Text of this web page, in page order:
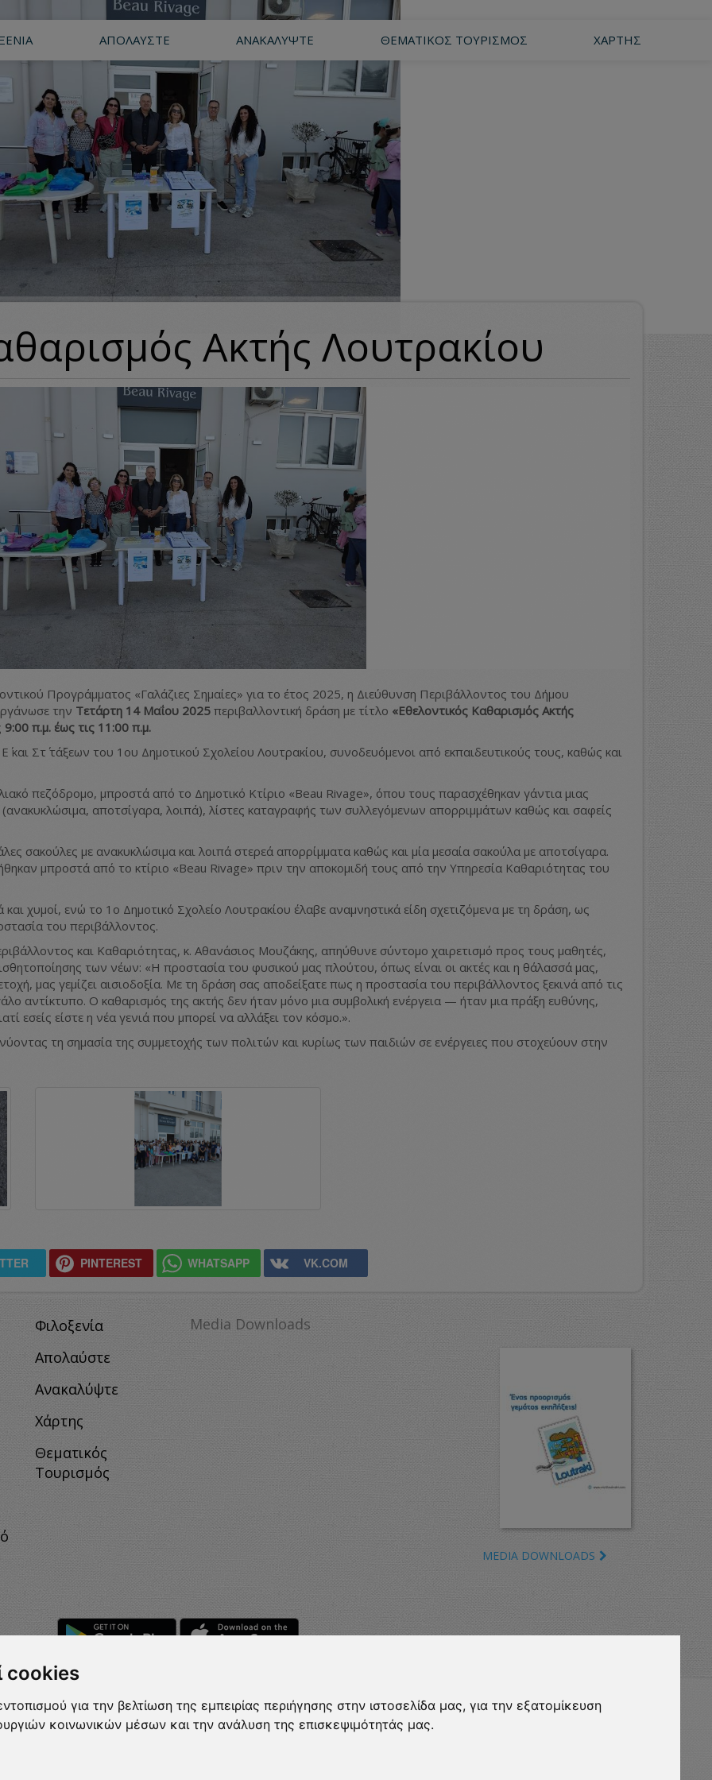
cookies
για την βελτίωση της εμπειρίας περιήγησης στην ιστοσελίδα μας, για την εξατομίκευση
κοινωνικών μέσων και την ανάλυση της επισκεψιμότητάς μας.
ΑΠΟΛΑΎΣΤΕ ΑΝΑΚΑΛΎΨΤΕ ΘΕΜΑΤΙΚΌΣ ΤΟΥΡΙΣΜΌΣ ΧΆΡΤΗΣ
Ακτής Λουτρακίου
Προγράμματος «Γαλάζιες Σημαίες» για το έτος 2025, η Διεύθυνση Περιβάλλοντος του Δήμου
την Τετάρτη 14 Μαΐου 2025 περιβαλλοντική δράση με τίτλο «Εθελοντικός Καθαρισμός Ακτής
9:00 π.μ. έως τις 11:00 π.μ.
και Στ΄ τάξεων του 1ου Δημοτικού Σχολείου Λουτρακίου, συνοδευόμενοι από εκπαιδευτικούς τους, καθώς και
πεζόδρομο, μπροστά από το Δημοτικό Κτίριο «Beau Rivage», όπου τους παρασχέθηκαν γάντια μιας
αποτσίγαρα, λοιπά), λίστες καταγραφής των συλλεγόμενων απορριμμάτων καθώς και σαφείς
σακούλες με ανακυκλώσιμα και λοιπά στερεά απορρίμματα καθώς και μία μεσαία σακούλα με αποτσίγαρα.
μπροστά από το κτίριο «Beau Rivage» πριν την αποκομιδή τους από την Υπηρεσία Καθαριότητας του
χυμοί, ενώ το 1ο Δημοτικό Σχολείο Λουτρακίου έλαβε αναμνηστικά είδη σχετιζόμενα με τη δράση, ως
του περιβάλλοντος.
και Καθαριότητας, κ. Αθανάσιος Μουζάκης, απηύθυνε σύντομο χαιρετισμό προς τους μαθητές,
των νέων: «Η προστασία του φυσικού μας πλούτου, όπως είναι οι ακτές και η θάλασσά μας,
μας γεμίζει αισιοδοξία. Με τη δράση σας αποδείξατε πως η προστασία του περιβάλλοντος ξεκινά από τις
αντίκτυπο. Ο καθαρισμός της ακτής δεν ήταν μόνο μια συμβολική ενέργεια — ήταν μια πράξη ευθύνης,
εσείς είστε η νέα γενιά που μπορεί να αλλάξει τον κόσμο.».
τη σημασία της συμμετοχής των πολιτών και κυρίως των παιδιών σε ενέργειες που στοχεύουν στην
PINTEREST WHATSAPP VK.COM
Φιλοξενία
Απολαύστε
Ανακαλύψτε
Χάρτης
Θεματικός
Τουρισμός
Media Downloads
MEDIA DOWNLOADS
Reserved.
tripadvisor-